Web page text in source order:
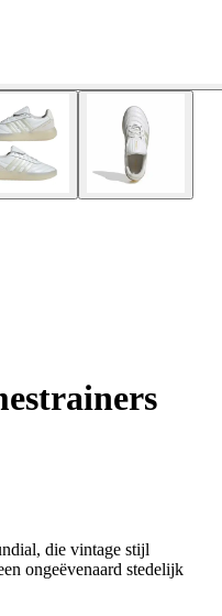
die vintage stijl
ongeëvenaard stedelijk